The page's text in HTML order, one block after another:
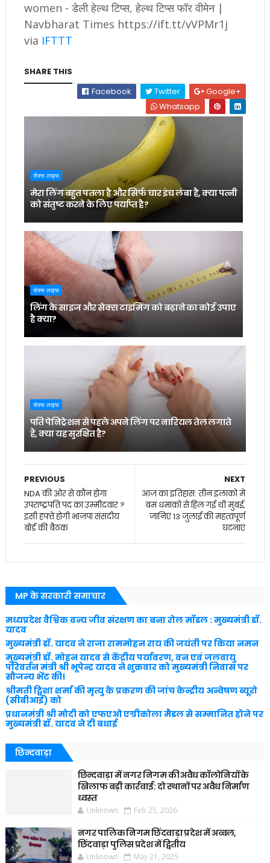
women - डेली हेल्थ टिप्स, हेल्थ टिप्स फॉर वीमेन |
Navbharat Times https://ift.tt/vVPMr1j
via IFTTT
SHARE THIS
Facebook
Twitter
Google+
Whatsapp
सेक्स लाइफ
मेरा लिंग बहुत पतला है और सिर्फ चार इंच लंबा है, क्या पत्नी
को संतुष्ट करने के लिए पर्याप्त है?
सेक्स लाइफ
लिंग के साइज और सेक्स टाइमिंग को बढ़ाने का कोई उपाए
है क्या?
सेक्स लाइफ
पति पेनिट्रेशन से पहले अपने लिंग पर नारियल तेल लगाते
हैं, क्या यह सुरक्षित है?
NEXT
आज का इतिहास: तीन इलाकों में
बम धमाकों से हिल गई थी मुंबई,
जानिए 13 जुलाई की महत्वपूर्ण
घटनाएं
PREVIOUS
NDA की ओर से कौन होगा
उपराष्ट्रपति पद का उम्मीदवार ?
इसी हफ्ते होगी भाजपा संसदीय
बोर्ड की बैठक
MP के सरकारी समाचार
मध्यप्रदेश वैश्विक वन्य जीव संरक्षण का बना रोल मॉडल : मुख्यमंत्री डॉ.
यादव
मुख्यमंत्री डॉ. यादव ने राजा राममोहन राय की जयंती पर किया नमन
मुख्यमंत्री डॉ. मोहन यादव से केंद्रीय पर्यावरण, वन एवं जलवायु
परिवर्तन मंत्री श्री भूपेन्द्र यादव ने शुक्रवार को मुख्यमंत्री निवास पर
सौजन्य भेंट की।
श्रीमती ट्विशा शर्मा की मृत्यु के प्रकरण की जांच केन्द्रीय अन्वेषण ब्यूरो
(सीबीआई) को
प्रधानमंत्री श्री मोदी को एफएओ एग्रीकोला मैडल से सम्मानित होने पर
मुख्यमंत्री डॉ. यादव ने दी बधाई
छिन्दवाड़ा
छिन्दवाड़ा में नगर निगम की अवैध कॉलोनियों के
खिलाफ बड़ी कार्रवाई: दो स्थानों पर अवैध निर्माण
ध्वस्त
Unknown Feb 25, 2026
नगर पालिक निगम छिंदवाड़ा प्रदेश में अव्वल,
छिंदवाड़ा पुलिस प्रदेश में द्वितीय
Unknown May 21, 2025